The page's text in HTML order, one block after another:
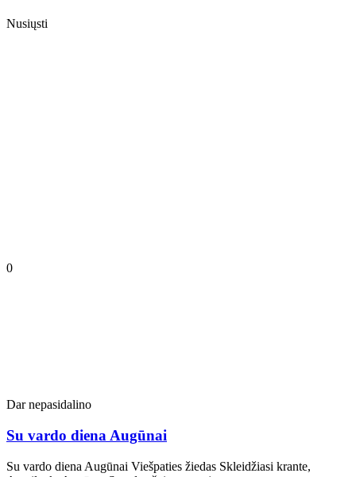
Nusiųsti
0
Dar nepasidalino
Su vardo diena Augūnai
Su vardo diena Augūnai Viešpaties žiedas Skleidžiasi krante,